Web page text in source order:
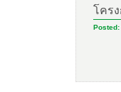
โคร
Posted: